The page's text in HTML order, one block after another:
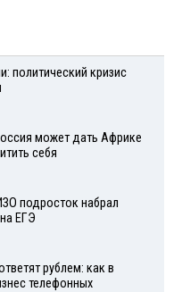
политический кризис
может дать Африке
себя
подросток набрал
ЕГЭ
рублем: как в
телефонных